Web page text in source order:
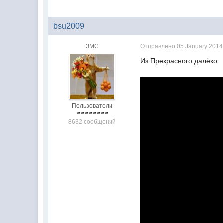
bsu2009
ЗМС
Пользователи
8632 сообщений
Отправлено05 January
Из Прекрасного далёко